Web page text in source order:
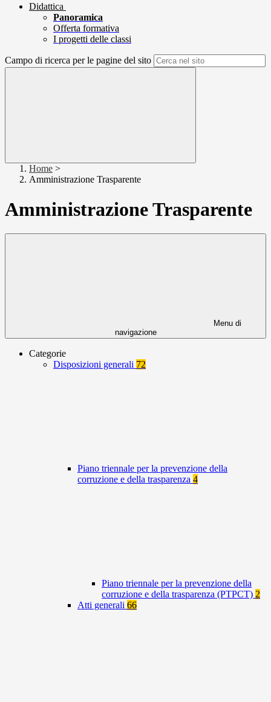
Didattica
Panoramica
Offerta formativa
I progetti delle classi
Campo di ricerca per le pagine del sito
Home >
Amministrazione Trasparente
Amministrazione Trasparente
Menu di
navigazione
Categorie
Disposizioni generali 72
Piano triennale per la prevenzione della
corruzione e della trasparenza 4
Piano triennale per la prevenzione della
corruzione e della trasparenza (PTPCT) 2
Atti generali 66